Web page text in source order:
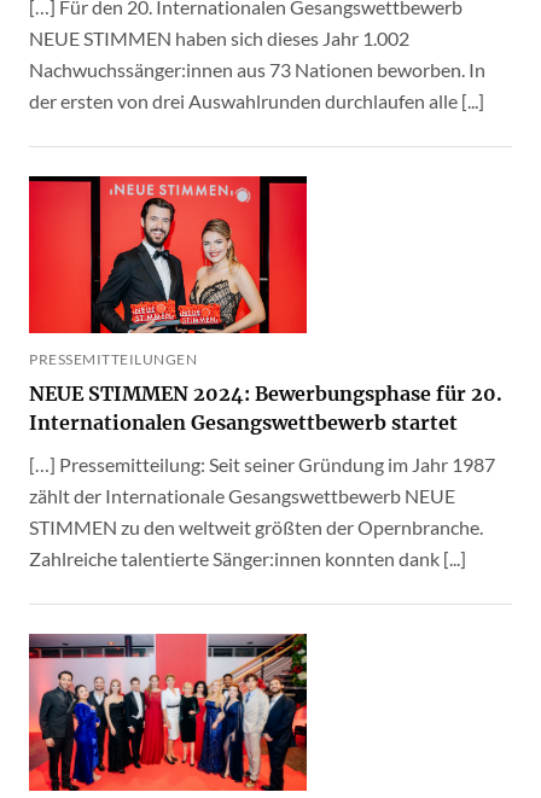
[…] Für den 20. Internationalen Gesangswettbewerb
NEUE STIMMEN haben sich dieses Jahr 1.002
Nachwuchssänger:innen aus 73 Nationen beworben. In
der ersten von drei Auswahlrunden durchlaufen alle [...]
PRESSEMITTEILUNGEN
NEUE STIMMEN 2024: Bewerbungsphase für 20.
Internationalen Gesangswettbewerb startet
[…] Pressemitteilung: Seit seiner Gründung im Jahr 1987
zählt der Internationale Gesangswettbewerb NEUE
STIMMEN zu den weltweit größten der Opernbranche.
Zahlreiche talentierte Sänger:innen konnten dank [...]